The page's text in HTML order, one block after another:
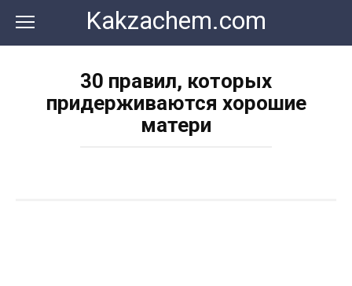
контенту
Kakzachem.com
30 правил, которых
придерживаются хорошие
матери